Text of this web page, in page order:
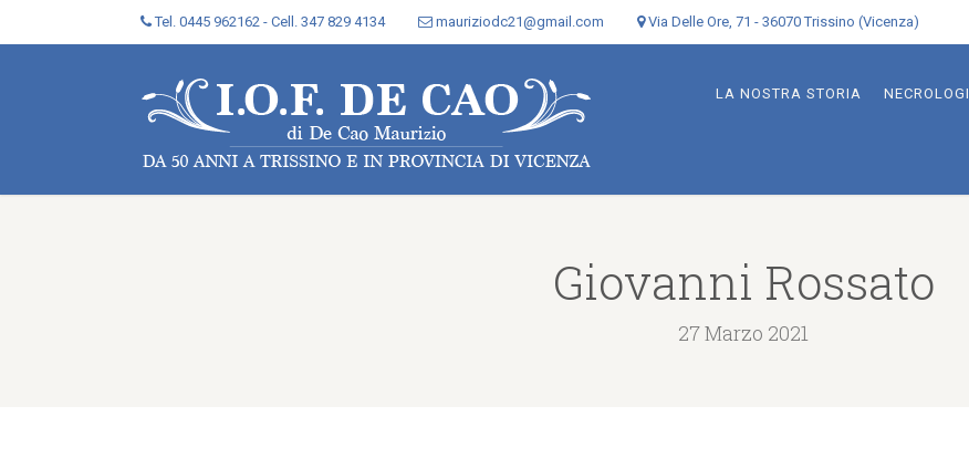
Tel. 0445 962162 - Cell. 347 829 4134 mauriziodc21@gmail.com Via Delle Ore, 71 - 36070 Trissino (Vicenza)
LA NOSTRA STORIA NECROLOGI
Giovanni Rossato
27 Marzo 2021